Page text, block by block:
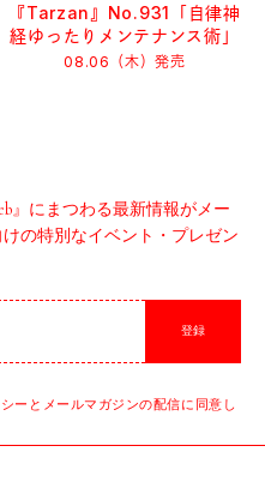
『Tarzan』No.931「自律神
経ゆったりメンテナンス術」
08.06（木）発売
』にまつわる最新情報がメー
の特別なイベント・プレゼン
登録
ーとメールマガジンの配信に同意し